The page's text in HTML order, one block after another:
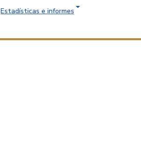
Estadísticas e informes